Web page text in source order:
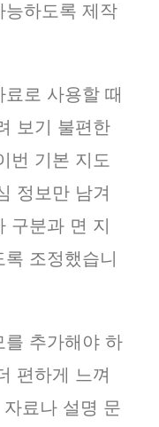
능하도록 제작
로 사용할 때
보기 불편한
번 기본 지도
정보만 남겨
구분과 면 지
조정했습니
를 추가해야 하
편하게 느껴
료나 설명 문